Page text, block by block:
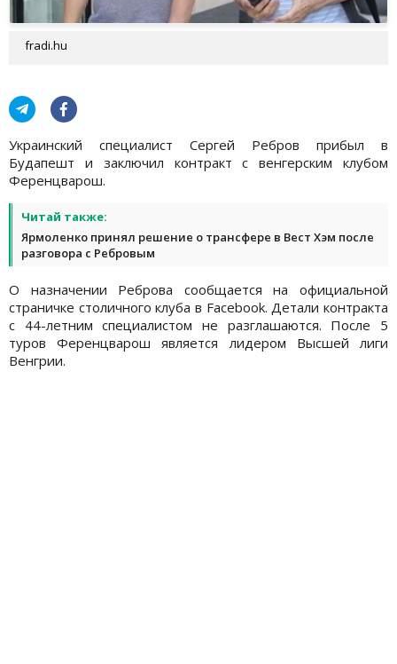
fradi.hu
Украинский специалист Сергей Ребров прибыл в
Будапешт и заключил контракт с венгерским клубом
Ференцварош.
Читай также:
Ярмоленко принял решение о трансфере в Вест Хэм после
разговора с Ребровым
О назначении Реброва сообщается на официальной
страничке столичного клуба в Facebook. Детали контракта
с 44-летним специалистом не разглашаются. После 5
туров Ференцварош является лидером Высшей лиги
Венгрии.